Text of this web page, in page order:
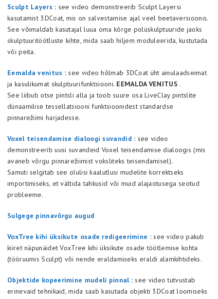
Sculpt Layers : see video demonstreerib Sculpt Layersi
kasutamist 3DCoat, mis on salvestamise ajal veel beetaversioonis.
See võimaldab kasutajal luua oma kõrge polüskulptuuride jaoks
skulptuuritöötluste kihte, mida saab hiljem moduleerida, kustutada
või peita.
Eemalda venitus : see video hõlmab 3DCoat üht ainulaadseimat
ja kasulikumat skulptuurifunktsiooni. EEMALDA VENITUS .
See liibub otse pintsli alla ja toob suure osa LiveClay pintslite
dünaamilise tessellatsiooni funktsioonidest standardse
pinnarežiimi harjadesse.
Voxel teisendamise dialoogi suvandid : see video
demonstreerib uusi suvandeid Voxel teisendamise dialoogis (mis
avaneb võrgu pinnarežiimist voksliteks teisendamisel).
Samuti selgitab see olulisi kaalutlusi mudelite korrektseks
importimiseks, et vältida tahkusid või muid alajaotusega seotud
probleeme.
Sulgege pinnavõrgu augud
VoxTree kihi üksikute osade redigeerimine :see video pakub
kiiret näpunäidet VoxTree kihi üksikute osade töötlemise kohta
(tööruumis Sculpt) või nende eraldamiseks eraldi alamkihtideks.
Objektide kopeerimine mudeli pinnal: see video tutvustab
erinevaid tehnikaid, mida saab kasutada objekti 3DCoat loomiseks